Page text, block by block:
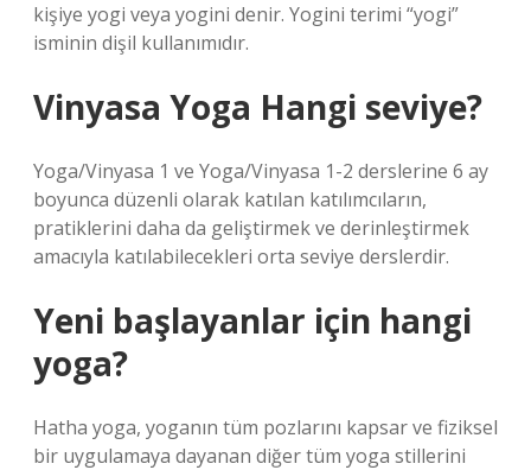
kişiye yogi veya yogini denir. Yogini terimi “yogi”
isminin dişil kullanımıdır.
Vinyasa Yoga Hangi seviye?
Yoga/Vinyasa 1 ve Yoga/Vinyasa 1-2 derslerine 6 ay
boyunca düzenli olarak katılan katılımcıların,
pratiklerini daha da geliştirmek ve derinleştirmek
amacıyla katılabilecekleri orta seviye derslerdir.
Yeni başlayanlar için hangi
yoga?
Hatha yoga, yoganın tüm pozlarını kapsar ve fiziksel
bir uygulamaya dayanan diğer tüm yoga stillerini